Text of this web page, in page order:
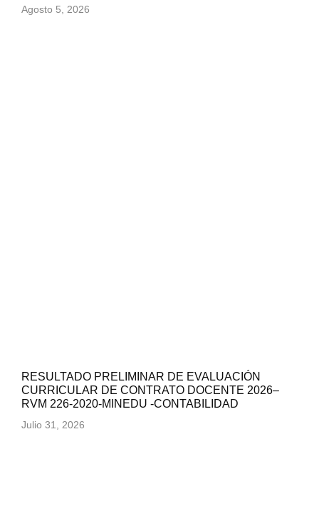
Agosto 5, 2026
RESULTADO PRELIMINAR DE EVALUACIÓN
CURRICULAR DE CONTRATO DOCENTE 2026–
RVM 226-2020-MINEDU -CONTABILIDAD
Julio 31, 2026